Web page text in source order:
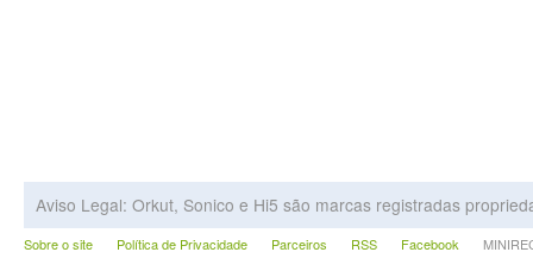
Aviso Legal: Orkut, Sonico e Hi5 são marcas registradas
Sobre o site Política de Privacidade Parceiros RSS Facebook